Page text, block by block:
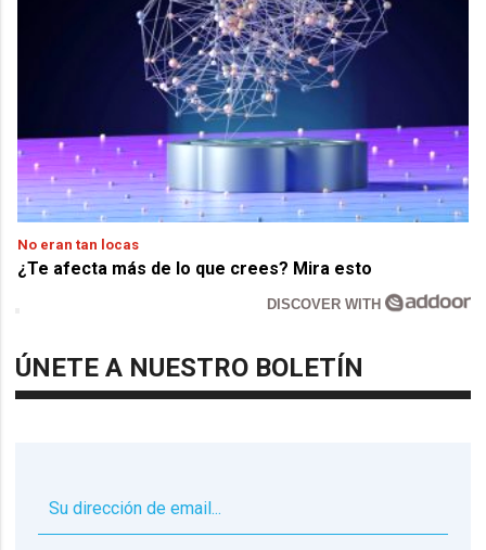
No eran tan locas
¿Te afecta más de lo que crees? Mira esto
DISCOVER WITH
ÚNETE A NUESTRO BOLETÍN